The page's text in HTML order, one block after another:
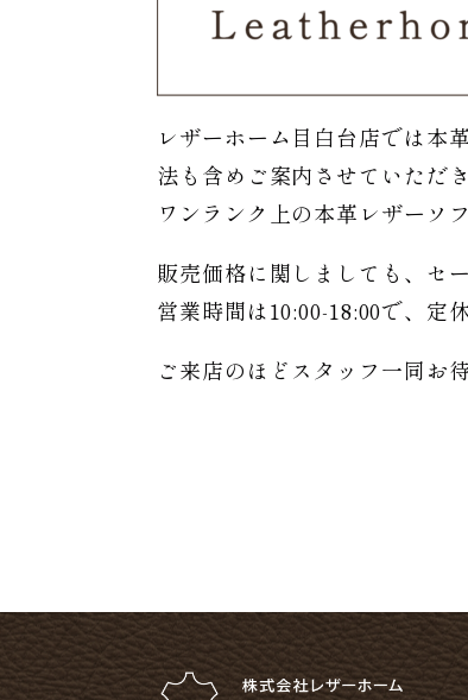
レザーホーム目白台店では本
法も含めご案内させていただき
ワンランク上の本革レザーソ
販売価格に関しましても、セ
営業時間は10:00-18:00で、定
ご来店のほどスタッフ一同お